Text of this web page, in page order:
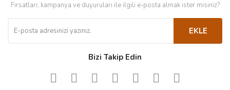
Fırsatları, kampanya ve duyuruları ile ilgili e-posta almak ister misiniz?
EKLE
Bizi Takip Edin